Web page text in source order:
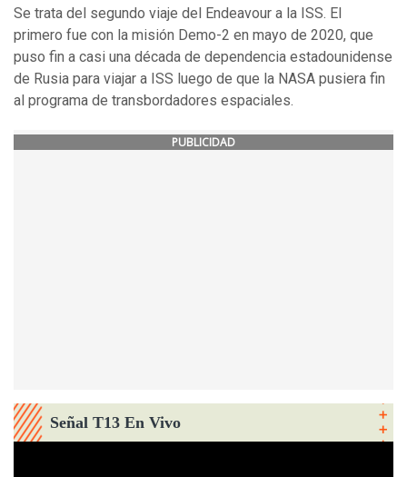
Se trata del segundo viaje del Endeavour a la ISS. El
primero fue con la misión Demo-2 en mayo de 2020, que
puso fin a casi una década de dependencia estadounidense
de Rusia para viajar a ISS luego de que la NASA pusiera fin
al programa de transbordadores espaciales.
PUBLICIDAD
Señal T13 En Vivo